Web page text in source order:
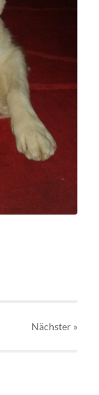
Nächster »